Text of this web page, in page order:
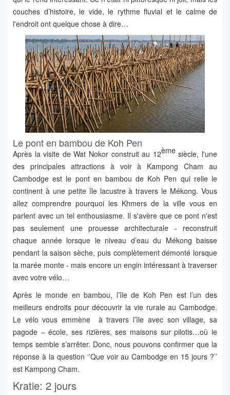
couches d’histoire, le vide, le rythme fluvial et le calme de
l'endroit ont quelque chose à dire…
Le pont en bambou de Koh Pen
Après la visite de Wat Nokor construit au 12èmesiècle, l'une
des principales attractions à voir à Kampong Cham au
Cambodge est le pont en bambou de Koh Pen qui relie le
continent à une petite île lacustre à travers le Mékong. Vous
allez comprendre pourquoi les Khmers de la ville vous en
parlent avec un tel enthousiasme. Il s'avère que ce pont n'est
pas seulement une prouesse architecturale - reconstruit
chaque année lorsque le niveau d’eau du Mékong baisse
pendant la saison sèche, puis complètement démonté lorsque
la marée monte - mais encore un engin intéressant à traverser
avec votre vélo…
Après le monde en bambou, l’île de Koh Pen est l’un des
meilleurs endroits pour découvrir la vie rurale au Cambodge.
Le vélo vous emmène à travers l’île avec son village, sa
pagode – école, ses rizières, ses maisons sur pilotis…où le
temps semble s’arrêter. Donc, nous pouvons confirmer que la
réponse à la question ‘’Que voir au Cambodge en 15 jours ?’’
est Kampong Cham.
Kratie: 2 jours